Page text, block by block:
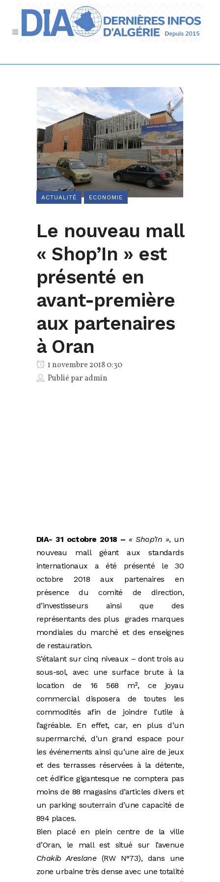
ACTUALITÉ ECONOMIE
Le nouveau mall
« Shop’In » est
présenté en
avant-première
aux partenaires
à Oran
1 novembre 2018 0:30
Publié paradmin
DIA- 31 octobre 2018 – « Shop’In », un
nouveau mall géant aux standards
internationaux a été présenté le 30
octobre 2018 aux partenaires en
présence du comité de direction,
d’investisseurs ainsi que des
représentants des plus grades marques
mondiales du marché et des enseignes
de restauration.
S’étalant sur cinq niveaux – dont trois au
sous-sol, avec une surface brute à la
location de 16 568 m², ce joyau
commercial disposera de toutes les
commodités afin de joindre l’utile à
l’agréable. En effet, car, en plus d’un
supermarché, d’un grand espace pour
les événements ainsi qu’une aire de jeux
et des terrasses réservées à la détente,
cet édifice gigantesque ne comptera pas
moins de 88 magasins d’articles divers et
un parking souterrain d’une capacité de
894 places.
Bien placé en plein centre de la ville
d’Oran, le mall est situé sur l’avenue
Chakib Areslane(RW N°73), dans une
zone urbaine très dense avec une totalité